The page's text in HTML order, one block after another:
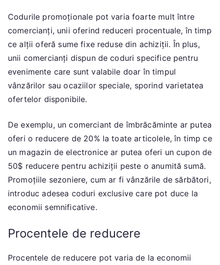
Codurile promoționale pot varia foarte mult între
comercianți, unii oferind reduceri procentuale, în timp
ce alții oferă sume fixe reduse din achiziții. În plus,
unii comercianți dispun de coduri specifice pentru
evenimente care sunt valabile doar în timpul
vânzărilor sau ocaziilor speciale, sporind varietatea
ofertelor disponibile.
De exemplu, un comerciant de îmbrăcăminte ar putea
oferi o reducere de 20% la toate articolele, în timp ce
un magazin de electronice ar putea oferi un cupon de
50$ reducere pentru achiziții peste o anumită sumă.
Promoțiile sezoniere, cum ar fi vânzările de sărbători,
introduc adesea coduri exclusive care pot duce la
economii semnificative.
Procentele de reducere
Procentele de reducere pot varia de la economii